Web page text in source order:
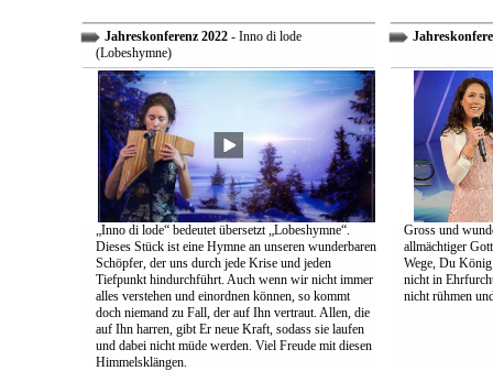
Jahreskonferenz 2022- Inno di lode
(Lobeshymne)
„Inno di lode“ bedeutet übersetzt „Lobeshymne“.
Dieses Stück ist eine Hymne an unseren wunderbaren
Schöpfer, der uns durch jede Krise und jeden
Tiefpunkt hindurchführt. Auch wenn wir nicht immer
alles verstehen und einordnen können, so kommt
doch niemand zu Fall, der auf Ihn vertraut. Allen, die
auf Ihn harren, gibt Er neue Kraft, sodass sie laufen
und dabei nicht müde werden. Viel Freude mit diesen
Himmelsklängen.
Gross und
allmächtiger
Wege, Du
nicht in
nicht rühmen